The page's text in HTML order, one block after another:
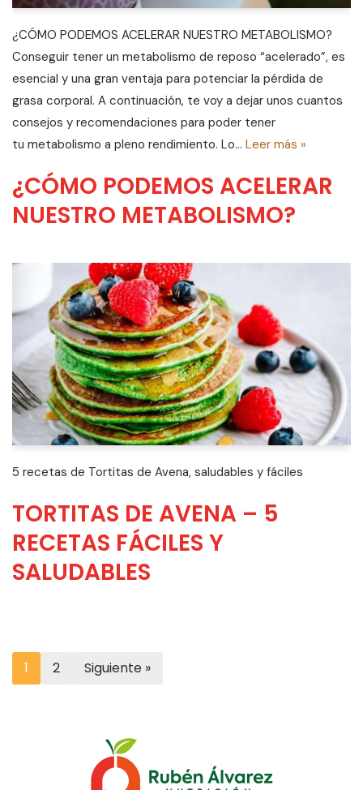
¿CÓMO PODEMOS ACELERAR NUESTRO METABOLISMO?
Conseguir tener un metabolismo de reposo “acelerado”, es
esencial y una gran ventaja para potenciar la pérdida de
grasa corporal. A continuación, te voy a dejar unos cuantos
consejos y recomendaciones para poder tener
tu metabolismo a pleno rendimiento. Lo… Leer más »
¿CÓMO PODEMOS ACELERAR
NUESTRO METABOLISMO?
5 recetas de Tortitas de Avena, saludables y fáciles
TORTITAS DE AVENA – 5
RECETAS FÁCILES Y
SALUDABLES
1 2 Siguiente »